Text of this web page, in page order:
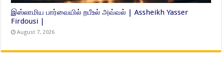
இஸ்லாமிய பார்வையில் றபீஉல் அவ்வல் | Assheikh Yasser
Firdousi |
August 7, 2026